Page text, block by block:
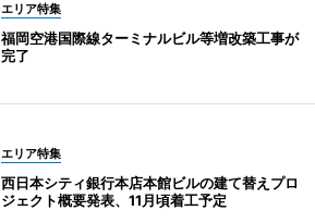
エリア特集
福岡空港国際線ターミナルビル等増改築工事が
完了
エリア特集
西日本シティ銀行本店本館ビルの建て替えプロ
ジェクト概要発表、11月頃着工予定